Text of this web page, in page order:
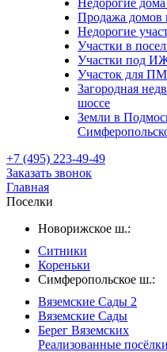
Недорогие
Продажа домов
Недорогие
Участки в
Участки под
Участок для
Загородная
шоссе
Земли в
+7 (495) 223-49-49
Заказать звонок
Главная
Поселки
Новорижское ш.:
Ситники
Кореньки
Симферопольское ш.:
Вяземские Сады 2
Вяземские Сады
Берег Вяземскиx
Реализованные посёлки